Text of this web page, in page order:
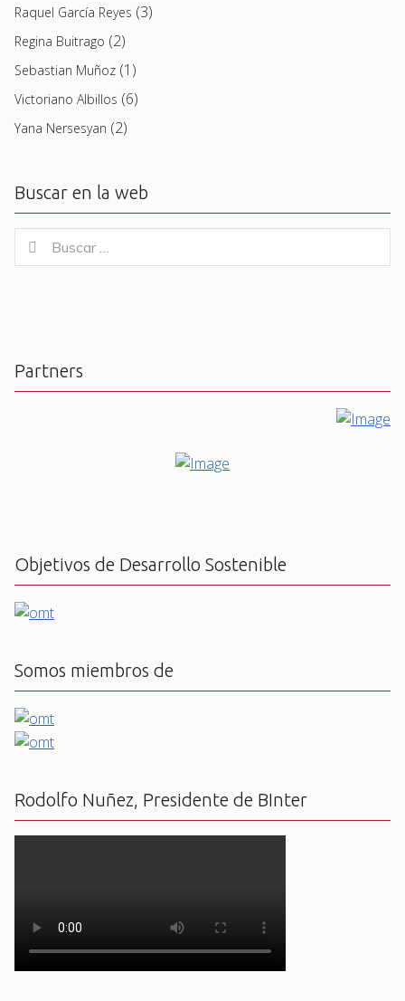
Raquel García Reyes (3)
Regina Buitrago (2)
Sebastian Muñoz (1)
Victoriano Albillos (6)
Yana Nersesyan (2)
Buscar en la web
for:
Buscar
Partners
Objetivos de Desarrollo Sostenible
Somos miembros de
Rodolfo Nuñez, Presidente de BInter